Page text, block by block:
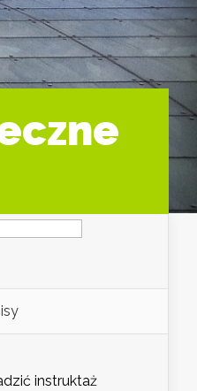
instruktaż